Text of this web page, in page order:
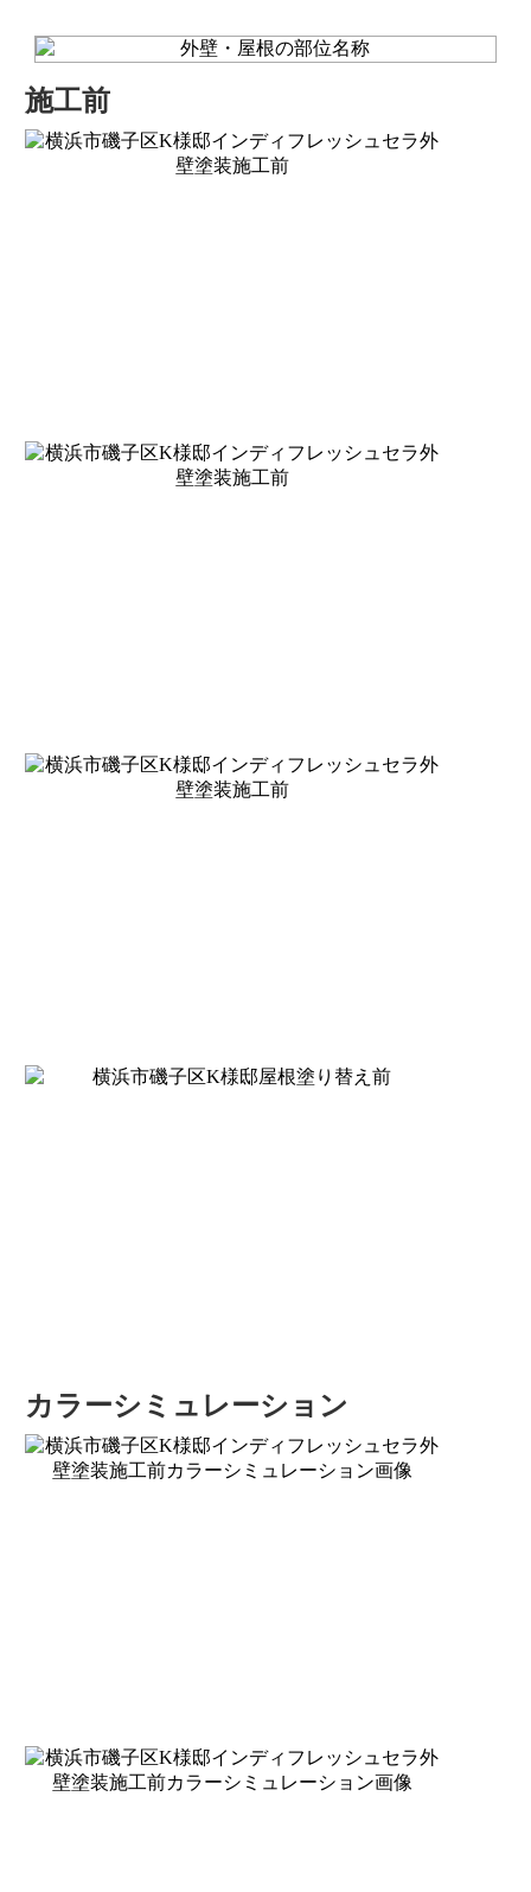
施工前
カラーシミュレーション